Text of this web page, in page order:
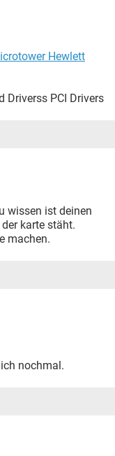
Hewlett
Driverss PCI Drivers
wissen ist deinen
karte stäht.
machen.
nochmal.